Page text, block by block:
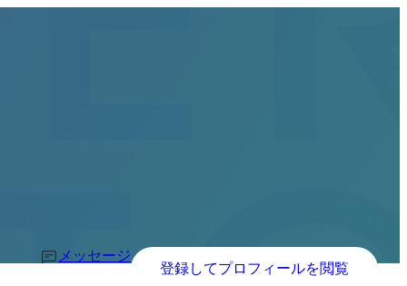
メッセージ
登録してプロフィールを閲覧